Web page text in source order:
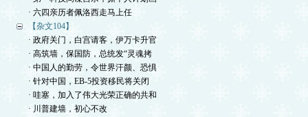
· 六四亲历者佩洛西走马上任
【杂文104】
· 政府关门，白宫请客，伊万卡升官
· 高筑墙，保国防，总统发“灵魂拷
· 中国人的勤劳，令世界汗颜、恐惧
· 针对中国，EB-5投资移民将关闭
· 哇塞，加入了伟大光荣正确的共和
· 川普建墙，初心不改